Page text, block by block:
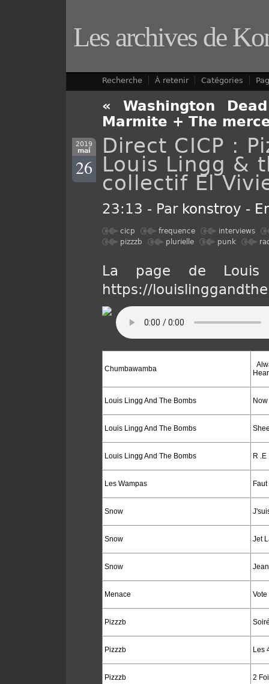
Les archives de
Recherche À retenir Catégories
« Washington
Marmite + The
2019
mai
26
Direct CICP :
Louis Lingg &
collectif El
23:13 - Par konstroy -
cicp frequence
interviews
pizzzb
plurielle punk
La page de
https://
Chumbawamba
Hear
Louis Lingg And The Bombs
Louis Lingg And The Bombs
Louis Lingg And The Bombs R .E
Les Wampas
Snow
Snow Jet
Snow
Menace
Pizzzb
Pizzzb Les
Pizzzb 2